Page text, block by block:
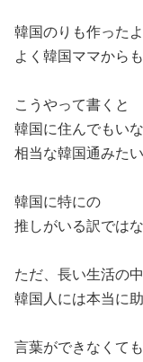
韓国のりも作った
よく韓国ママから
こうやって書くと
韓国に住んでもい
相当な韓国通みた
韓国に特にの
推しがいる訳では
ただ、長い生活の
韓国人には本当に
言葉ができなくても